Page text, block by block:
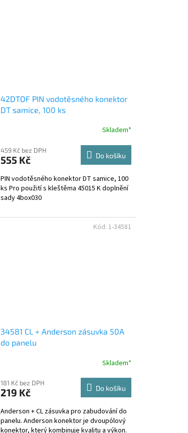
42DTOF PIN vodotěsného konektor
DT samice, 100 ks
Skladem*
459 Kč bez DPH
555 Kč Do košíku
PIN vodotěsného konektor DT samice, 100
ks Pro použití s kleštěma 45015 K doplnění
sady 4box030
34581 CL + Anderson zásuvka 50A
do panelu
Skladem*
181 Kč bez DPH
219 Kč Do košíku
Anderson + CL zásuvka pro zabudování do
panelu. Anderson konektor je dvoupólový
konektor, který kombinuje kvalitu a výkon.
Kód: 1-34581